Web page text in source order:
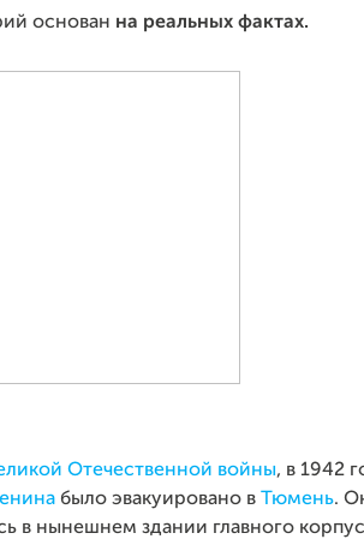
основан на реальных фактах.
Отечественной войны, в 1942
было эвакуировано в Тюмень.
в нынешнем здании главного